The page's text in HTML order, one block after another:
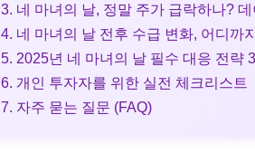
3. 네 마녀의 날, 정말 주가 급락하나?
4. 네 마녀의 날 전후 수급 변화, 어디까
5. 2025년 네 마녀의 날 필수 대응 전략 3
6. 개인 투자자를 위한 실전 체크리스트
7. 자주 묻는 질문 (FAQ)